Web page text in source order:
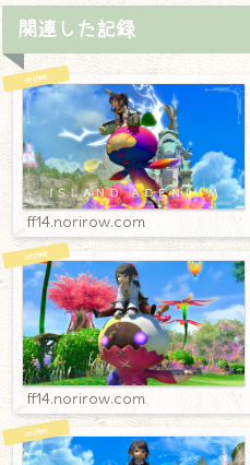
関連した記録
ff14.norirow.com
ff14.norirow.com